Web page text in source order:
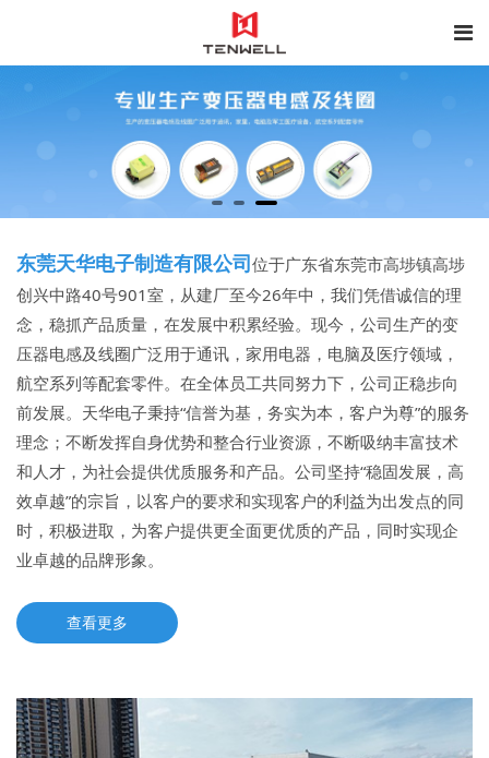
东莞天华电子制造有限公司位于广东省东莞市高埗镇高埗
创兴中路40号901室，从建厂至今26年中，我们凭借诚信的理
念，稳抓产品质量，在发展中积累经验。现今，公司生产的变
压器电感及线圈广泛用于通讯，家用电器，电脑及医疗领域，
航空系列等配套零件。在全体员工共同努力下，公司正稳步向
前发展。天华电子秉持“信誉为基，务实为本，客户为尊”的服务
理念；不断发挥自身优势和整合行业资源，不断吸纳丰富技术
和人才，为社会提供优质服务和产品。公司坚持“稳固发展，高
效卓越”的宗旨，以客户的要求和实现客户的利益为出发点的同
时，积极进取，为客户提供更全面更优质的产品，同时实现企
业卓越的品牌形象。
查看更多